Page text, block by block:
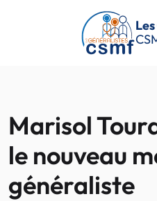
Passer au contenu principal
Marisol
le nouveau
généraliste